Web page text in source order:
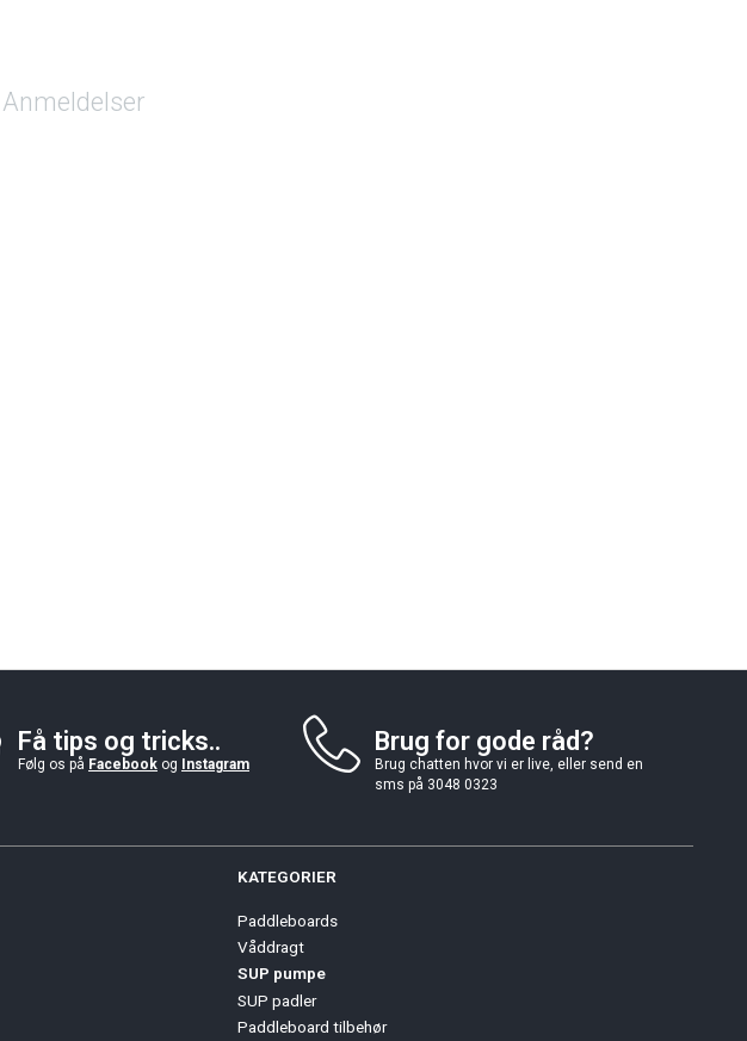
Anmeldelser
Få tips og tricks..
Følg os på Facebook og Instagram
Brug for gode råd?
Brug chatten hvor vi er live, eller send en
sms på 3048 0323
KATEGORIER
Paddleboards
Våddragt
SUP pumpe
SUP padler
Paddleboard tilbehør